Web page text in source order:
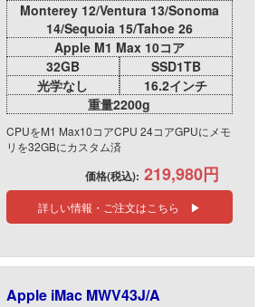
Monterey 12/Ventura 13/Sonoma
14/Sequoia 15/Tahoe 26
Apple M1 Max 10コア
32GB
SSD1TB
光学なし
16.2インチ
重量2200g
CPUをM1 Max10コアCPU 24コアGPUにメモ
リを32GBにカスタム済
価格(税込): 219,980円
詳しい情報・ご注文はこちら ▶
Apple iMac MWV43J/A